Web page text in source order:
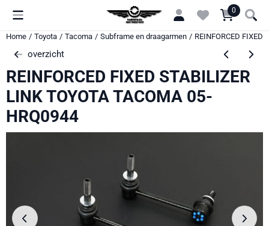
Cookievoorkeuren zijn momenteel gesloten. 0
Home / Toyota / Tacoma / Subframe en draagarmen / REINFORCED FIXED
overzicht
REINFORCED FIXED STABILIZER
LINK TOYOTA TACOMA 05-
HRQ0944